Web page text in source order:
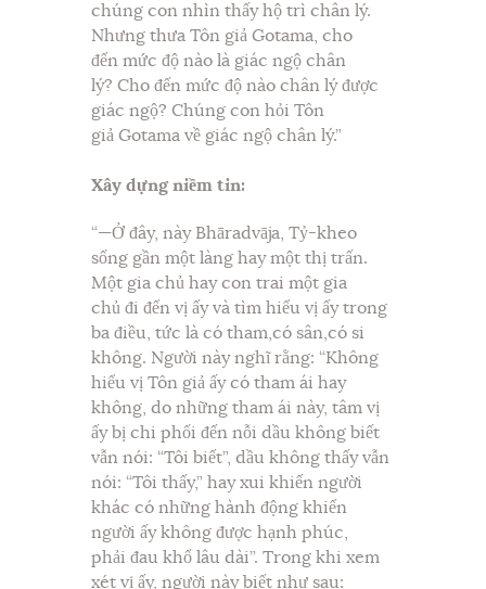
chúng con nhìn thấy hộ trì chân lý.
Nhưng thưa Tôn giả Gotama, cho
đến mức độ nào là giác ngộ chân
lý? Cho đến mức độ nào chân lý được
giác ngộ? Chúng con hỏi Tôn
giả Gotama về giác ngộ chân lý.”
Xây dựng niềm tin:
“—Ở đây, này Bhāradvāja, Tỷ-kheo
sống gần một làng hay một thị trấn.
Một gia chủ hay con trai một gia
chủ đi đến vị ấy và tìm hiểu vị ấy trong
ba điều, tức là có tham,có sân,có si
không. Người này nghĩ rằng: “Không
hiểu vị Tôn giả ấy có tham ái hay
không, do những tham ái này, tâm vị
ấy bị chi phối đến nỗi dầu không biết
vẫn nói: “Tôi biết”, dầu không thấy vẫn
nói: “Tôi thấy,” hay xui khiến người
khác có những hành động khiến
người ấy không được hạnh phúc,
phải đau khổ lâu dài”. Trong khi xem
xét vị ấy, người này biết như sau: